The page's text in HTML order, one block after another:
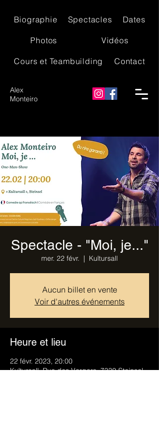
Biographie Spectacles Dates
Photos Vidéos
Cours et Teambuilding Contact
Alex
Monteiro
Spectacle - "Moi, je..."
mer. 22 févr.
  |
Kultursall
Aucun billet en vente
Voir d'autres événements
Heure et lieu
22 févr. 2023, 20:00
Kultursall, Rue des Vergers, 7339 Steinsel,